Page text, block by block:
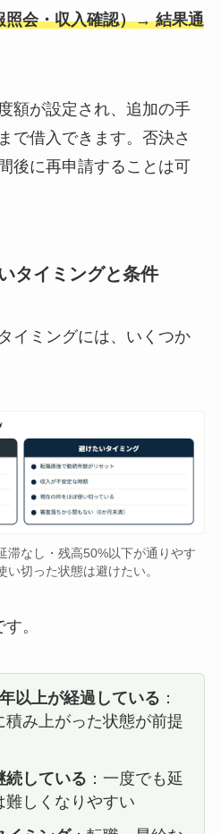
会・収入確認）→ 結果通
額が設定され、追加の手
で借入できます。否決さ
後に再申請することは可
タイミングと条件
イミングには、いくつか
滞なし・残高50%以下が通りやす
い切った状態は避けたい。
。
以上が経過している ：
み上がった状態が前提
続している ：一度でも延
しくなりやすい